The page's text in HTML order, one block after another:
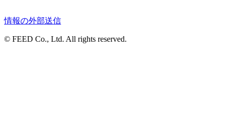
情報の外部送信
© FEED Co., Ltd. All rights reserved.